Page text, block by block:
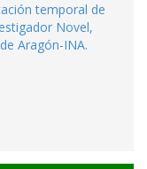
temporal de
Novel,
Aragón-INA.